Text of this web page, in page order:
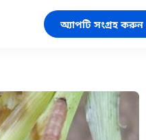
অ্যাপটি সংগ্রহ করুন